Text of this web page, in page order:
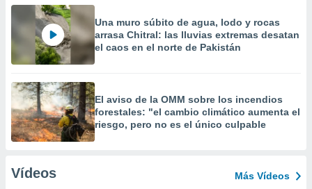
Una muro súbito de agua, lodo y rocas
arrasa Chitral: las lluvias extremas desatan
el caos en el norte de Pakistán
El aviso de la OMM sobre los incendios
forestales: "el cambio climático aumenta el
riesgo, pero no es el único culpable
Vídeos Más Vídeos